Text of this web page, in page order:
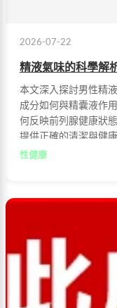
2026-07-22
精液氣味的科學解
本文深入探討男性精
成分如何與精囊液作
何反映前列腺健康狀
提供正確的清潔與健康
性健康